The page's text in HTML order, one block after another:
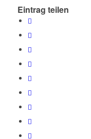
Eintrag teilen